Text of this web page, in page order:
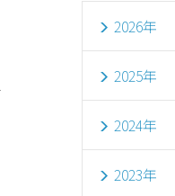
2026年
2025年
2024年
2023年